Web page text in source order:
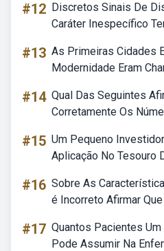
#12 Discretos Sinais De
Caráter Inespecífico
#13 As Primeiras Cidades
Modernidade Eram
#14 Qual Das Seguintes
Corretamente Os
#15 Um Pequeno
Aplicação No Tesouro
#16 Sobre As
é Incorreto Afirmar Que
#17 Quantos Pacientes
Pode Assumir Na